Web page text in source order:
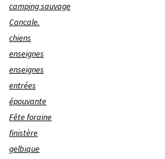
camping sauvage
Cancale.
chiens
enseignes
enseignes
entrées
épouvante
Fête foraine
finistère
gelbique